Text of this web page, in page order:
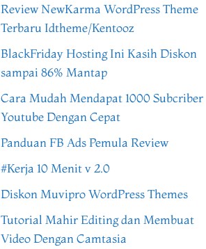
Review NewKarma WordPress Theme
Terbaru Idtheme/Kentooz
BlackFriday Hosting Ini Kasih Diskon
sampai 86% Mantap
Cara Mudah Mendapat 1000 Subcriber
Youtube Dengan Cepat
Panduan FB Ads Pemula Review
#Kerja 10 Menit v 2.0
Diskon Muvipro WordPress Themes
Tutorial Mahir Editing dan Membuat
Video Dengan Camtasia